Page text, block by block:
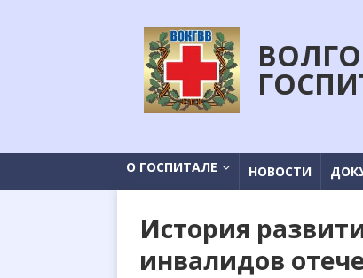
О ГОСПИТАЛЕ НОВОСТИ
История
инвалидов